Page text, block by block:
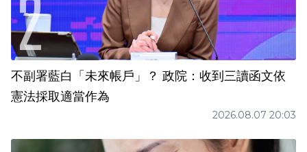
不副署藍白「未來帳戶」？ 政院：收到三讀函文依
憲法採取適當作為
2026.08.07 20:03